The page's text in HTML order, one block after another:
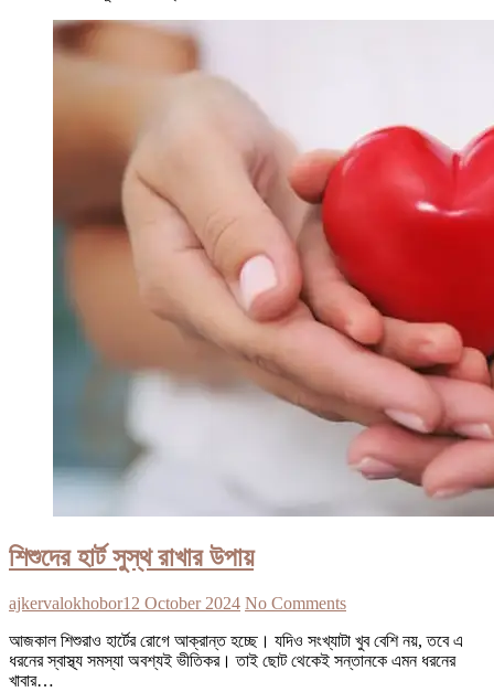
শিশুদের হার্ট সুস্থ রাখার উপায়
ajkervalokhobor12 October 2024 No Comments
আজকাল শিশুরাও হার্টের রোগে আক্রান্ত হচ্ছে। যদিও সংখ্যাটা খুব বেশি নয়, তবে এ
ধরনের স্বাস্থ্য সমস্যা অবশ্যই ভীতিকর। তাই ছোট থেকেই সন্তানকে এমন ধরনের
খাবার…